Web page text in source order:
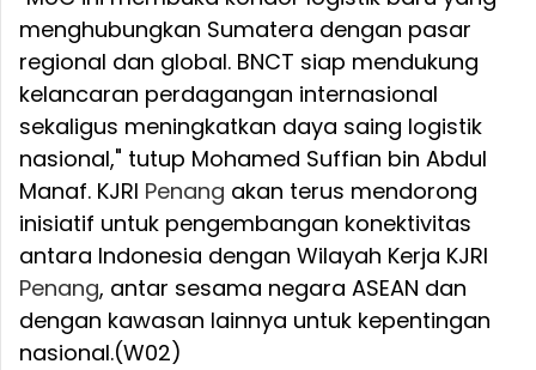
menghubungkan Sumatera dengan pasar
regional dan global. BNCT siap mendukung
kelancaran perdagangan internasional
sekaligus meningkatkan daya saing logistik
nasional," tutup Mohamed Suffian bin Abdul
Manaf. KJRI Penang akan terus mendorong
inisiatif untuk pengembangan konektivitas
antara Indonesia dengan Wilayah Kerja KJRI
Penang, antar sesama negara ASEAN dan
dengan kawasan lainnya untuk kepentingan
nasional.(W02)